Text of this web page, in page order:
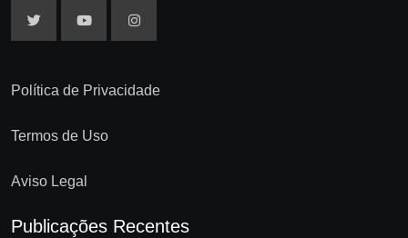
Política de Privacidade
Termos de Uso
Aviso Legal
Publicações Recentes